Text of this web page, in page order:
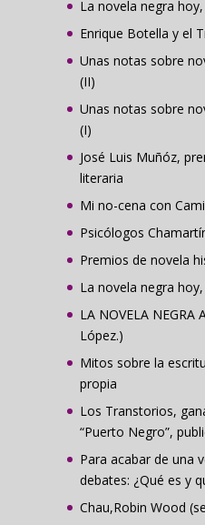
La novela negra
Enrique Botella y el
Unas notas sobre
(II)
Unas notas sobre
(I)
José Luis Muñóz,
literaria
Mi no-cena con
Psicólogos
Premios de novela
La novela negra
LA NOVELA NEGRA
López.)
Mitos sobre la
propia
Los Transtorios,
“Puerto Negro”,
Para acabar de una
debates: ¿Qué es y
Chau,Robin Wood